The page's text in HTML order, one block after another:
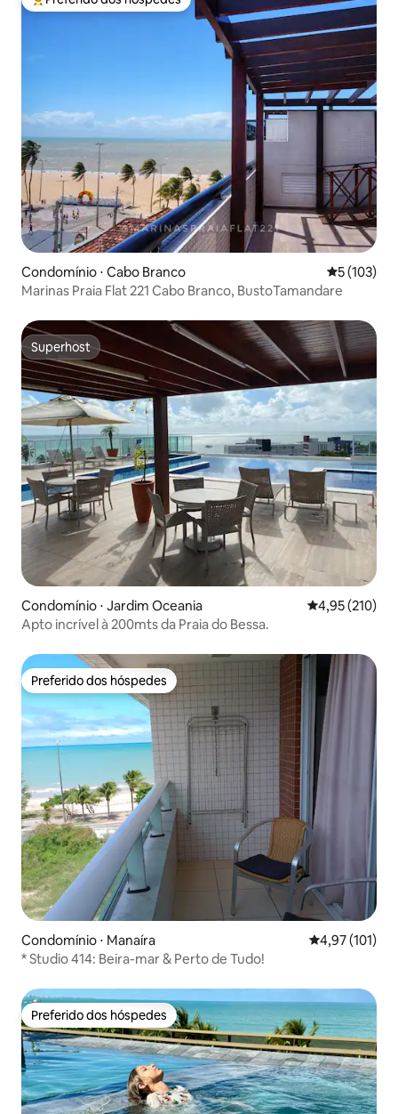
Entre os melhores preferidos dos hóspedes
Condomínio ⋅ Cabo Branco 5 de uma
5 (103)
Marinas Praia Flat 221 Cabo Branco, BustoTamandare
Superhost
Superhost
Condomínio ⋅ Jardim Oceania 4,95 de uma
4,95 (210)
Apto incrível à 200mts da Praia do Bessa.
Preferido dos hóspedes
Preferido dos hóspedes
Condomínio ⋅ Manaíra 4,97 de uma
4,97 (101)
* Studio 414: Beira-mar & Perto de Tudo!
Preferido dos hóspedes
Preferido dos hóspedes